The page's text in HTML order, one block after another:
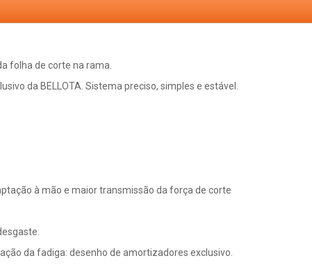
folha de corte na rama.
da BELLOTA. Sistema preciso, simples e estável.
à mão e maior transmissão da força de corte
da fadiga: desenho de amortizadores exclusivo.